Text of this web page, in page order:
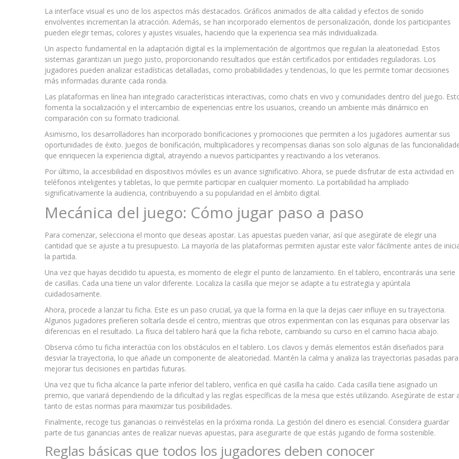
La interface visual es uno de los aspectos más destacados. Gráficos animados de alta calidad y efectos de sonido
envolventes incrementan la atracción. Además, se han incorporado elementos de personalización, donde los participantes
pueden elegir temas, colores y ajustes visuales, haciendo que la experiencia sea más individualizada.
Un aspecto fundamental en la adaptación digital es la implementación de algoritmos que regulan la aleatoriedad. Estos
sistemas garantizan un juego justo, proporcionando resultados que están certificados por entidades reguladoras. Los
jugadores pueden analizar estadísticas detalladas, como probabilidades y tendencias, lo que les permite tomar decisiones
más informadas durante cada ronda.
Las plataformas en línea han integrado características interactivas, como chats en vivo y comunidades dentro del juego.
fomenta la socialización y el intercambio de experiencias entre los usuarios, creando un ambiente más dinámico en
comparación con su formato tradicional.
Asimismo, los desarrolladores han incorporado bonificaciones y promociones que permiten a los jugadores aumentar sus
oportunidades de éxito. Juegos de bonificación, multiplicadores y recompensas diarias son solo algunas de las
que enriquecen la experiencia digital, atrayendo a nuevos participantes y reactivando a los veteranos.
Por último, la accesibilidad en dispositivos móviles es un avance significativo. Ahora, se puede disfrutar de esta actividad en
teléfonos inteligentes y tabletas, lo que permite participar en cualquier momento. La portabilidad ha ampliado
significativamente la audiencia, contribuyendo a su popularidad en el ámbito digital.
Mecánica del juego: Cómo jugar paso a paso
Para comenzar, selecciona el monto que deseas apostar. Las apuestas pueden variar, así que asegúrate de elegir una
cantidad que se ajuste a tu presupuesto. La mayoría de las plataformas permiten ajustar este valor fácilmente antes de
la partida.
Una vez que hayas decidido tu apuesta, es momento de elegir el punto de lanzamiento. En el tablero, encontrarás una serie
de casillas. Cada una tiene un valor diferente. Localiza la casilla que mejor se adapte a tu estrategia y apúntala
cuidadosamente.
Ahora, procede a lanzar tu ficha. Este es un paso crucial, ya que la forma en la que la dejas caer influye en su trayectoria.
Algunos jugadores prefieren soltarla desde el centro, mientras que otros experimentan con las esquinas para observar las
diferencias en el resultado. La física del tablero hará que la ficha rebote, cambiando su curso en el camino hacia abajo.
Observa cómo tu ficha interactúa con los obstáculos en el tablero. Los clavos y demás elementos están diseñados para
desviar la trayectoria, lo que añade un componente de aleatoriedad. Mantén la calma y analiza las trayectorias pasadas para
mejorar tus decisiones en partidas futuras.
Una vez que tu ficha alcance la parte inferior del tablero, verifica en qué casilla ha caído. Cada casilla tiene asignado un
premio, que variará dependiendo de la dificultad y las reglas específicas de la mesa que estés utilizando. Asegúrate de estar
tanto de estas normas para maximizar tus posibilidades.
Finalmente, recoge tus ganancias o reinvéstelas en la próxima ronda. La gestión del dinero es esencial. Considera guardar
parte de tus ganancias antes de realizar nuevas apuestas, para asegurarte de que estás jugando de forma sostenible.
Reglas básicas que todos los jugadores deben conocer